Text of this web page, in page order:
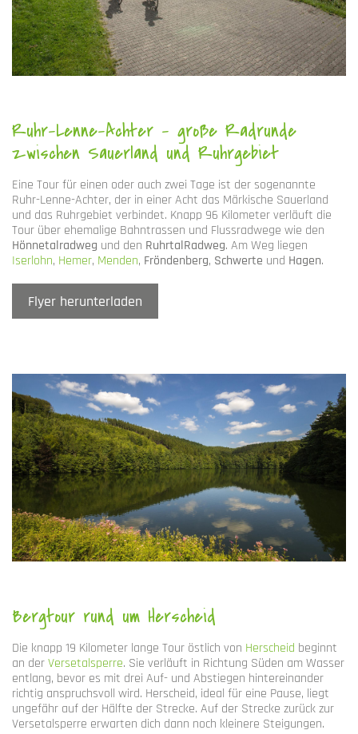
Ruhr-Lenne-Achter - große Radrunde
zwischen Sauerland und Ruhrgebiet
Eine Tour für einen oder auch zwei Tage ist der sogenannte
Ruhr-Lenne-Achter, der in einer Acht das Märkische Sauerland
und das Ruhrgebiet verbindet. Knapp 96 Kilometer verläuft die
Tour über ehemalige Bahntrassen und Flussradwege wie den
Hönnetalradweg und den RuhrtalRadweg. Am Weg liegen
Iserlohn, Hemer, Menden, Fröndenberg, Schwerte und Hagen.
Flyer herunterladen
Bergtour rund um Herscheid
Die knapp 19 Kilometer lange Tour östlich von Herscheid beginnt
an derVersetalsperre. Sie verläuft in Richtung Süden am Wasser
entlang, bevor es mit drei Auf- und Abstiegen hintereinander
richtig anspruchsvoll wird. Herscheid, ideal für eine Pause, liegt
ungefähr auf der Hälfte der Strecke. Auf der Strecke zurück zur
Versetalsperre erwarten dich dann noch kleinere Steigungen.